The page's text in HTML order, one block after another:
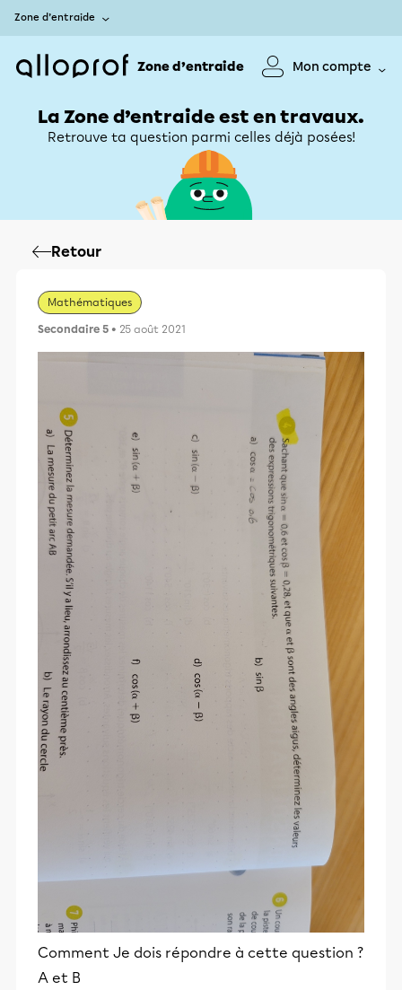
Zone d’entraide
Zone d’entraide Mon compte
La Zone d’entraide est en travaux.
Retrouve ta question parmi celles déjà posées!
Retour
Mathématiques
Secondaire 5 • 25 août 2021
Comment Je dois répondre à cette question ?
A et B